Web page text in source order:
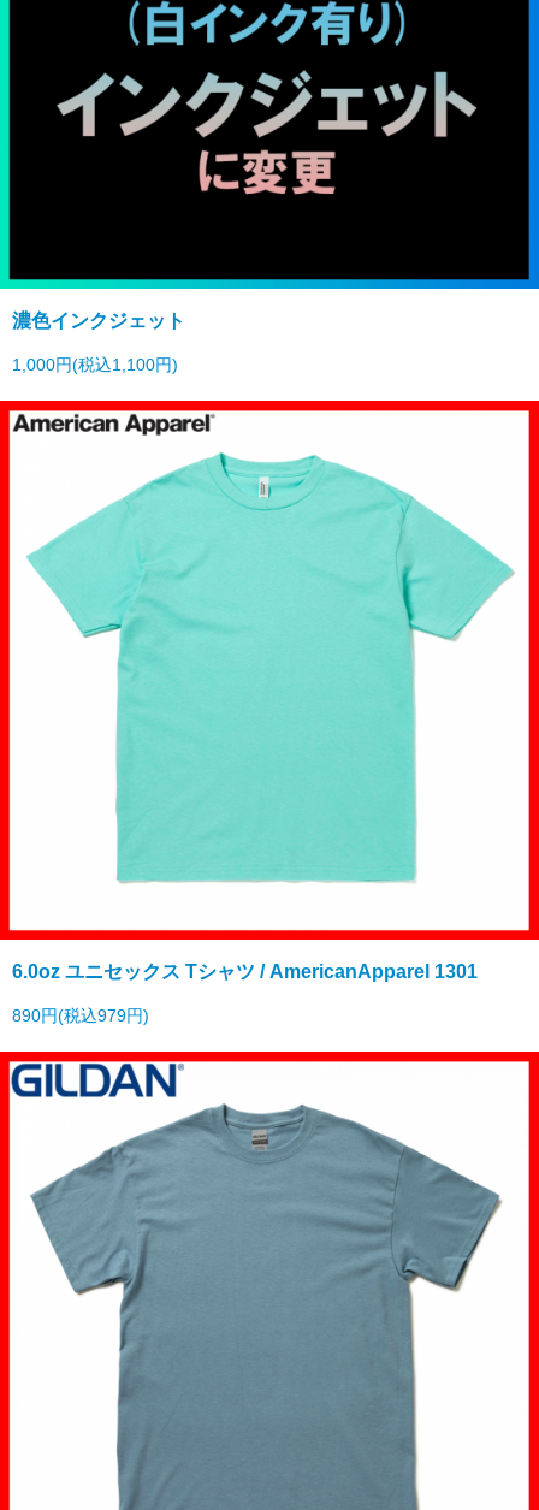
濃色インクジェット
1,000円(税込1,100円)
6.0oz ユニセックス Tシャツ / AmericanApparel 1301
890円(税込979円)